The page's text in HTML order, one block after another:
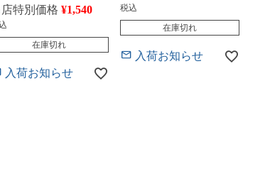
特別価格 ¥1,540
在庫切れ
入荷お知らせ
税込
在庫切れ
入荷お知らせ